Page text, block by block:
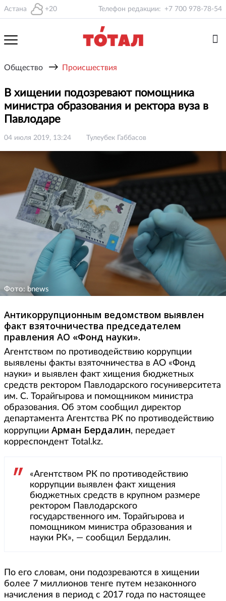
Астана +20 Телефон редакции: +7 700 978-78-54
Общество → Происшествия
В хищении подозревают помощника
министра образования и ректора вуза в
Павлодаре
04 июля 2019, 13:24 Тулеубек Габбасов
Фото: bnews
Антикоррупционным ведомством выявлен
факт взяточничества председателем
правления АО «Фонд науки».
Агентством по противодействию коррупции
выявлены факты взяточничества в АО «Фонд
науки» и выявлен факт хищения бюджетных
средств ректором Павлодарского госуниверситета
им. С. Торайгырова и помощником министра
образования. Об этом сообщил директор
департамента Агентства РК по противодействию
коррупции Арман Бердалин, передает
корреспондент Total.kz.
«Агентством РК по противодействию
коррупции выявлен факт хищения
бюджетных средств в крупном размере
ректором Павлодарского
государственного им. Торайгырова и
помощником министра образования и
науки РК», — сообщил Бердалин.
По его словам, они подозреваются в хищении
более 7 миллионов тенге путем незаконного
начисления в период с 2017 года по настоящее